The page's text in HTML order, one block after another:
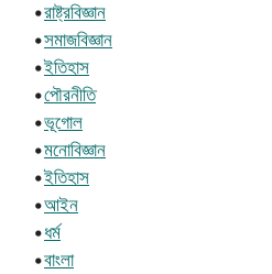
•রাষ্ট্রবিজ্ঞান
•সমাজবিজ্ঞান
•ইতিহাস
•পৌরনীতি
•ভূগোল
•মনোবিজ্ঞান
•ইতিহাস
•আইন
•ধর্ম
•বাংলা